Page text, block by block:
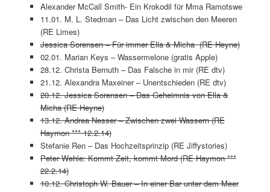
Alexander McCall Smith- Ein Krokodil für Mma Ramotswe
11.01. M. L. Stedman – Das Licht zwischen den Meeren
(RE Limes)
Jessica Sorensen – Für immer Ella & Micha (RE Heyne)
02.01. Marian Keys – Wassermelone (gratis Apple)
28.12. Christa Bernuth – Das Falsche in mir (RE dtv)
21.12. Alexandra Maxeiner – Unentschieden (RE dtv)
20.12. Jessica Sorensen – Das Geheimnis von Ella &
Micha (RE Heyne)
13.12. Andrea Nesser – Zwischen zwei Wassern (RE
Haymon *** 12.2.14)
Stefanie Ren – Das Hochzeitsprinzip (RE Jiffystories)
Peter Wehle: Kommt Zeit, kommt Mord (RE Haymon ***
22.2.14)
10.12. Christoph W. Bauer – In einer Bar unter dem Meer